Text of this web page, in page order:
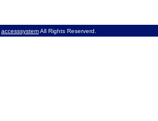
accesssystemAll Rights Reserverd.